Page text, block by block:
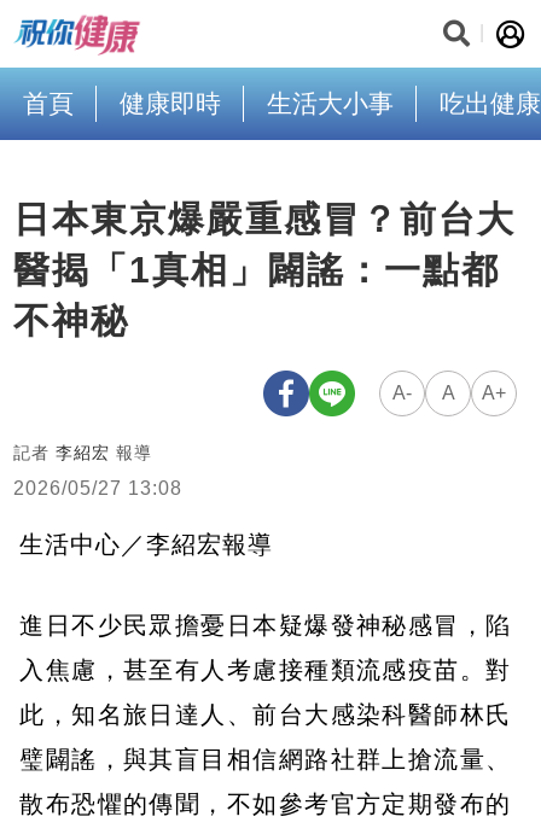
首頁 健康即時 生活大小事 吃出健康
日本東京爆嚴重感冒？前台大
醫揭「1真相」闢謠：一點都
不神秘
A- A A+
記者 李紹宏 報導
2026/05/27 13:08
生活中心／李紹宏報導
進日不少民眾擔憂日本疑爆發神秘感冒，陷
入焦慮，甚至有人考慮接種類流感疫苗。對
此，知名旅日達人、前台大感染科醫師林氏
璧闢謠，與其盲目相信網路社群上搶流量、
散布恐懼的傳聞，不如參考官方定期發布的